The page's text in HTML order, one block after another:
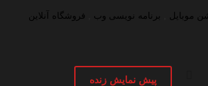
موبایل برنامه نویسی وب فروشگاه آنلاین
پیش نمایش زنده